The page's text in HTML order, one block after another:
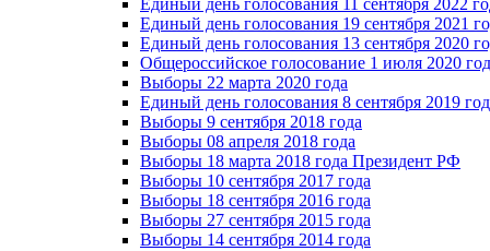
Единый день голосования 11 сентября 2022
Единый день голосования 19 сентября 2021
Единый день голосования 13 сентября 2020
Общероссийское голосование 1 июля 2020
Выборы 22 марта 2020 года
Единый день голосования 8 сентября 2019
Выборы 9 сентября 2018 года
Выборы 08 апреля 2018 года
Выборы 18 марта 2018 года Президент РФ
Выборы 10 сентября 2017 года
Выборы 18 сентября 2016 года
Выборы 27 сентября 2015 года
Выборы 14 сентября 2014 года